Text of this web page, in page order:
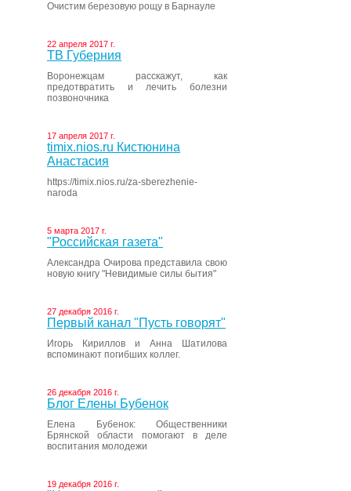
Очистим березовую рощу в Барнауле
22 апреля 2017 г.
ТВ Губерния
Воронежцам расскажут, как
предотвратить и лечить болезни
позвоночника
17 апреля 2017 г.
timix.nios.ru Кистюнина
Анастасия
https://timix.nios.ru/za-sberezhenie-
naroda
5 марта 2017 г.
"Российская газета"
Александра Очирова представила свою
новую книгу "Невидимые силы бытия"
27 декабря 2016 г.
Первый канал "Пусть говорят"
Игорь Кириллов и Анна Шатилова
вспоминают погибших коллег.
26 декабря 2016 г.
Блог Елены Бубенок
Елена Бубенок: Общественники
Брянской области помогают в деле
воспитания молодежи
19 декабря 2016 г.